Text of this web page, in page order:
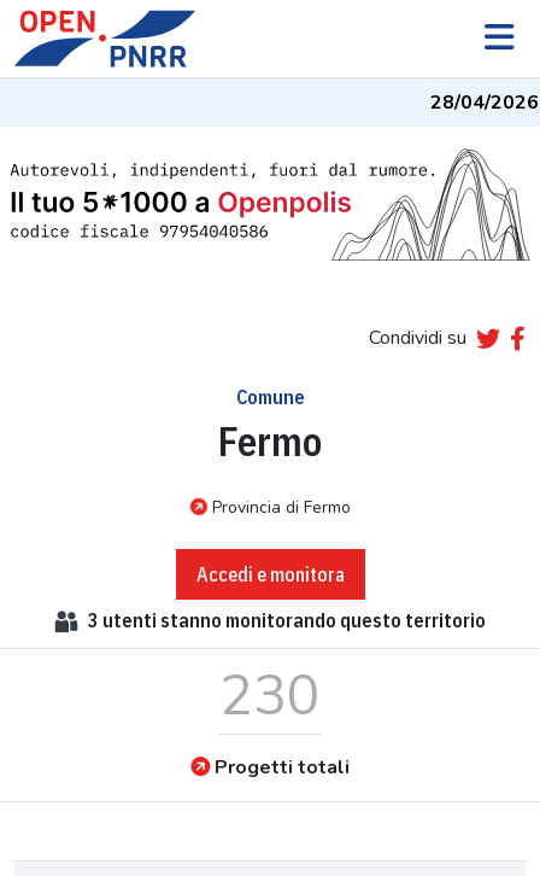
28/04/2026-
Condividi su
Comune
Fermo
Provincia di Fermo
Accedi e monitora
3 utenti stanno monitorando questo territorio
230
Progetti totali